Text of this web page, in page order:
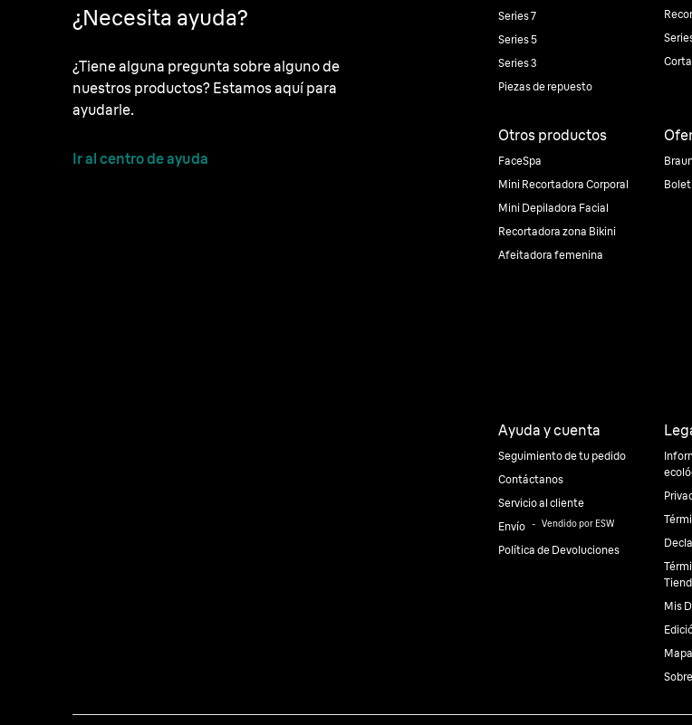
¿Necesita ayuda?
¿Tiene alguna pregunta sobre alguno de
nuestros productos? Estamos aquí para
ayudarle.
Ir al centro de ayuda
Series 7
Series 5
Series 3
Piezas de repuesto
Otros productos
FaceSpa
Mini Recortadora Corporal
Mini Depiladora Facial
Recortadora zona Bikini
Afeitadora femenina
Ayuda y cuenta
Seguimiento de tu pedido
Contáctanos
Servicio al cliente
Envío ⠀-⠀ Vendido por ESW
Política de Devoluciones
Mis